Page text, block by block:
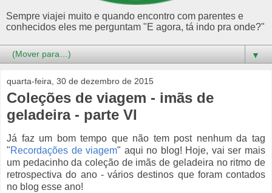
Sempre viajei muito e quando encontro com parentes e
conhecidos eles me perguntam "E agora, tá indo pra onde?"
▼
quarta-feira, 30 de dezembro de 2015
Coleções de viagem - imãs de
geladeira - parte VI
Já faz um bom tempo que não tem post nenhum da tag
"Recordações de viagem" aqui no blog! Hoje, vai ser mais
um pedacinho da coleção de imãs de geladeira no ritmo de
retrospectiva do ano - vários destinos que foram contados
no blog esse ano!